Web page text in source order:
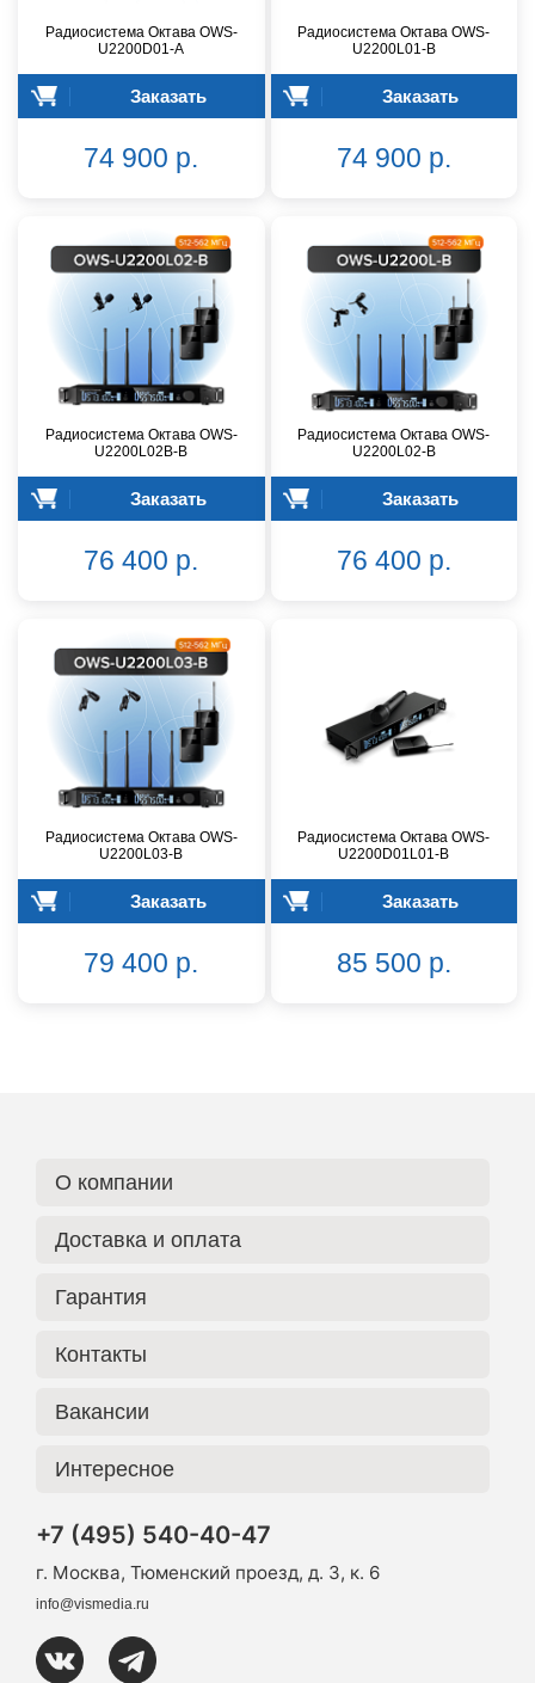
Радиосистема Октава OWS-
U2200D01-A
Заказать
74 900 р.
Радиосистема Октава OWS-
U2200L01-B
Заказать
74 900 р.
Радиосистема Октава OWS-
U2200L02В-B
Заказать
76 400 р.
Радиосистема Октава OWS-
U2200L02-B
Заказать
76 400 р.
Радиосистема Октава OWS-
U2200L03-B
Заказать
79 400 р.
Радиосистема Октава OWS-
U2200D01L01-B
Заказать
85 500 р.
О компании
Доставка и оплата
Гарантия
Контакты
Вакансии
Интересное
+7 (495) 540-40-47
г. Москва, Тюменский проезд, д. 3, к. 6
info@vismedia.ru